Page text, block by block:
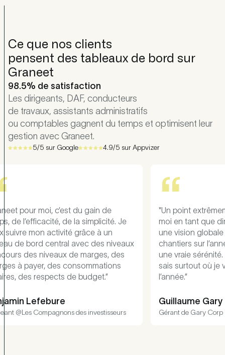
Ce que nos clients
pensent des tableaux de bord sur
Graneet
98.5% de satisfaction
Les dirigeants, DAF, conducteurs
de travaux, assistants administratifs
ou comptables gagnent du temps et optimisent leur
gestion avec Graneet.
5/5 sur Google 4.9/5 sur Appvizer
Je
des
"Un point extrêmement confortable pour
moi en tant que dirigeant, c’est que j’ai
une vision globale financière de tous nos
chantiers sur l’année. Ce suivi m’apporte
une vraie sérénité. Je sais où je vais et je
sais surtout où je vais atterrir à la fin de
l’année.”
Guillaume Gary
Gérant de Gary Corp